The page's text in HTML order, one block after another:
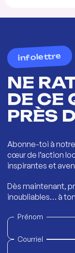
infolettre
NE
DE CE
PRÈS
Abonne-toi à
cœur de l’action
inspirantes et
Dès maintenant,
inoubliables… à
Prénom
Courriel